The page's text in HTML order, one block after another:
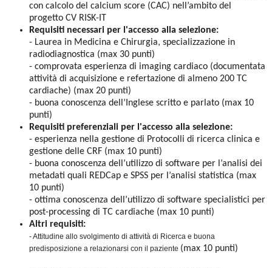
con calcolo del calcium score (CAC) nell’ambito del
progetto CV RISK-IT
Requisiti necessari per l'accesso alla selezione:
- Laurea in Medicina e Chirurgia, specializzazione in
radiodiagnostica (max 30 punti)
- comprovata esperienza di imaging cardiaco (documentata
attività di acquisizione e refertazione di almeno 200 TC
cardiache) (max 20 punti)
- buona conoscenza dell’Inglese scritto e parlato (max 10
punti)
Requisiti preferenziali per l'accesso alla selezione:
- esperienza nella gestione di Protocolli di ricerca clinica e
gestione delle CRF (max 10 punti)
- buona conoscenza dell’utilizzo di software per l’analisi dei
metadati quali REDCap e SPSS per l’analisi statistica (max
10 punti)
- ottima conoscenza dell’utilizzo di software specialistici per
post-processing di TC cardiache (max 10 punti)
Altri requisiti:
- Attitudine allo svolgimento di attività di Ricerca e buona
predisposizione a relazionarsi con il paziente (max 10 punti)